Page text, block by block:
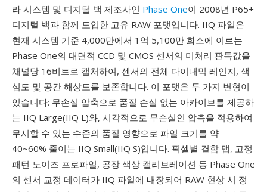
라 시스템 및 디지털 백 제조사인 Phase One이 2008년 P65+
디지털 백과 함께 도입한 고유 RAW 포맷입니다. IIQ 파일은
현재 시스템 기준 4,000만에서 1억 5,100만 화소에 이르는
Phase One의 대면적 CCD 및 CMOS 센서의 미처리 판독값을
채널당 16비트로 캡처하여, 센서의 전체 다이내믹 레인지, 색
심도 및 공간 해상도를 보존합니다. 이 포맷은 두 가지 변형이
있습니다: 무손실 압축으로 품질 손실 없는 아카이브를 제공하
는 IIQ Large(IIQ L)와, 시각적으로 무손실인 압축을 적용하여
무시할 수 있는 수준의 품질 영향으로 파일 크기를 약
40~60% 줄이는 IIQ Small(IIQ S)입니다. 픽셀별 결함 맵, 고정
패턴 노이즈 프로파일, 공장 색상 캘리브레이션 등 Phase One
의 센서 교정 데이터가 IIQ 파일에 내장되어 RAW 현상 시 정